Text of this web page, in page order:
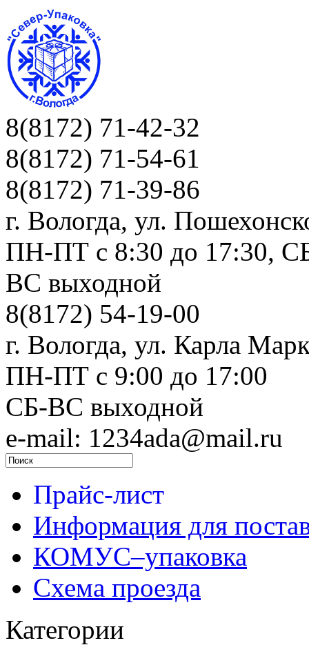
8(8172) 71-42-32
8(8172) 71-54-61
8(8172) 71-39-86
г. Вологда, ул.
ПН-ПТ c 8:30 до 17:30,
ВС выходной
8(8172) 54-19-00
г. Вологда, ул. Карла
ПН-ПТ c 9:00 до 17:00
СБ-ВС выходной
e-mail: 1234ada@mail.ru
Прайс-лист
Информация для
КОМУС–упаковка
Схема проезда
Категории